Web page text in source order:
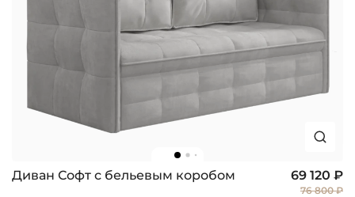
Диван Софт с бельевым коробом 69 120 ₽
76 800 ₽